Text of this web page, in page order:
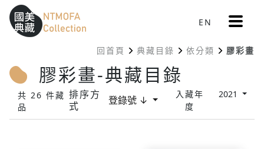
跳到中間主要內容區
網站導覽
::: EN 更
多
單
回首頁 典藏目錄 依分類 膠彩畫
膠彩畫-典藏目錄
共 26 件藏
品
排序方
式
登錄號 ↓
入藏年
度
2021